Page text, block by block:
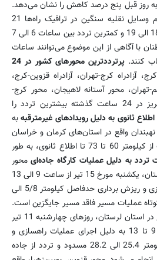
روز قبل پنج درصد کاهش را نشان می‌دهد.
در همین مدت همچنین سهم وسایل نقلیه سنگین در ترافیک راه‌ها 21
درصد، اوج تردد بین ساعات 18 ‌الی 19 و کمترین تردد بین ساعات 6 الی 7
با آگاهی از این موضوع می‌توانند ساعات
کنند.
پرتردد‌ترین محور‌های کشور در 24
‌آزادراه کرج-تهران، آزادراه قزوین-کرج،
تهران، محور آستانه لاهیجان، محور کرج-
ماهدشت و محور ایلخچی-تبریز ‌در 24 ساعت گذشته بیشترین تردد را
ثانوی به دلیل رویدادهای غیرمترقبهبه
واقع در استان‌های کرمان و خراسان
جنوبی، به ‌دلیل وقوع سیلاب از کیلومتر 60 تا 73 ‌تا اطلاع ثانوی، به‌ طور
تردد به دلیل عملیات کارگاه جاده‌ایمحور
ازنا ـ شازند واقع در استان لرستان، یکشنبه مورخ 15 تیر ‌از ساعت 9 الی 13
به دلیل اجرای عملیات راهسازی و ریزش برداری حدفاصل کیلومتر 5/8 الی
عملیات مسیر فاقد مسیر جایگزین است.
‌‌‌محور خرم آباد ـ بیرانشهر‌‌ واقع در استان لرستان، روز‌های چهارشنبه 11 تیر
و یکشنبه 15 تیر‌، از ساعت 9 تا 13 به دلیل اجرای عملیات راهسازی و
ریزش برداری ، حدفاصل کیلومتر 25.4 الی 28.2 مسدود و تردد از جاده